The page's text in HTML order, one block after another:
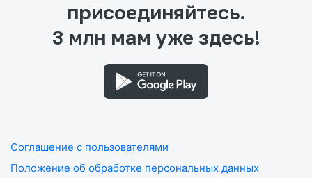
присоединяйтесь.
3 млн мам уже здесь!
Соглашение с пользователями
Положение об обработке персональных данных